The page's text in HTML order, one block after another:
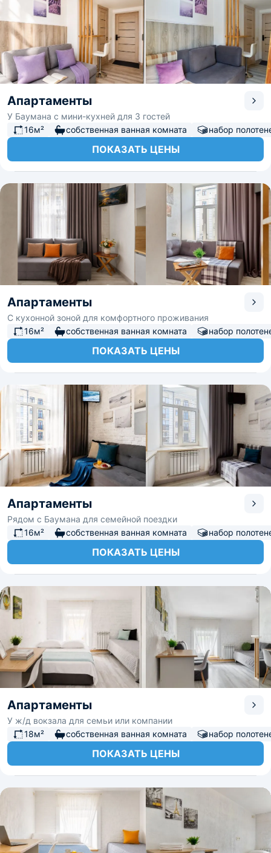
Апартаменты
У Баумана с мини-кухней для 3 гостей
16м²
собственная ванная комната набор
ПОКАЗАТЬ ЦЕНЫ
Апартаменты
С кухонной зоной для комфортного проживания
16м²
собственная ванная комната набор
ПОКАЗАТЬ ЦЕНЫ
Апартаменты
Рядом с Баумана для семейной поездки
16м²
собственная ванная комната набор
ПОКАЗАТЬ ЦЕНЫ
Апартаменты
У ж/д вокзала для семьи или компании
18м²
собственная ванная комната набор
ПОКАЗАТЬ ЦЕНЫ